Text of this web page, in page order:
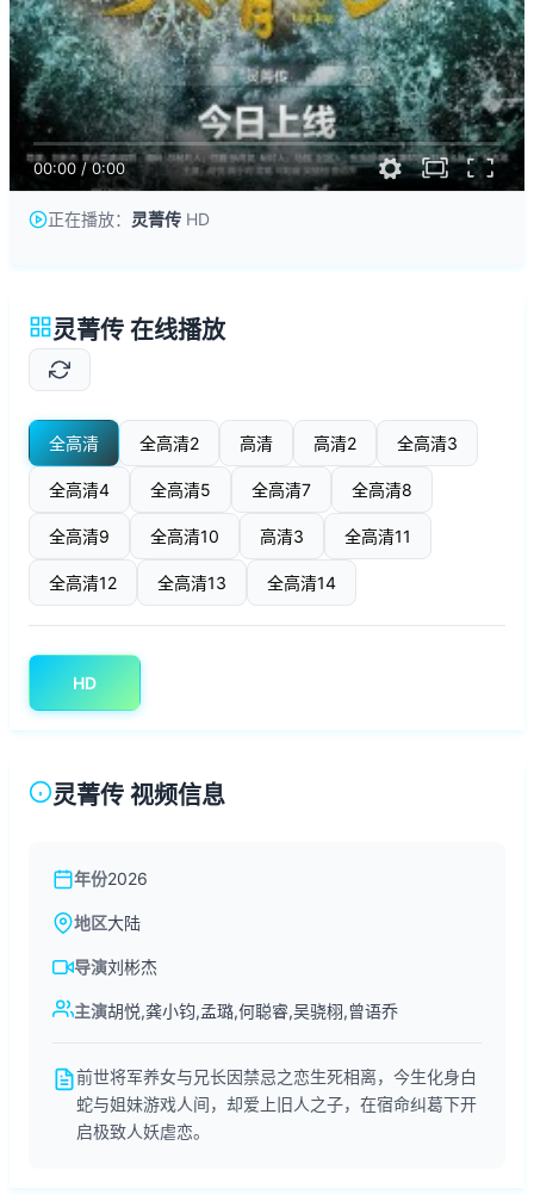
00:00/0:00
正在播放： 灵菁传 HD
灵菁传 在线播放
全高清 全高清2 高清 高清2 全高清3
全高清4 全高清5 全高清7 全高清8
全高清9 全高清10 高清3 全高清11
全高清12 全高清13 全高清14
HD
灵菁传 视频信息
年份2026
地区大陆
导演刘彬杰
主演胡悦,龚小钧,孟璐,何聪睿,吴骁栩,曾语乔
前世将军养女与兄长因禁忌之恋生死相离，今生化身白
蛇与姐妹游戏人间，却爱上旧人之子，在宿命纠葛下开
启极致人妖虐恋。